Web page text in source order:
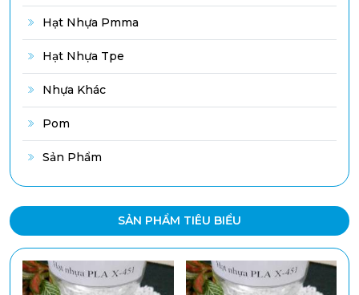
Hạt Nhựa Pmma
Hạt Nhựa Tpe
Nhựa Khác
Pom
Sản Phẩm
SẢN PHẨM TIÊU BIỂU